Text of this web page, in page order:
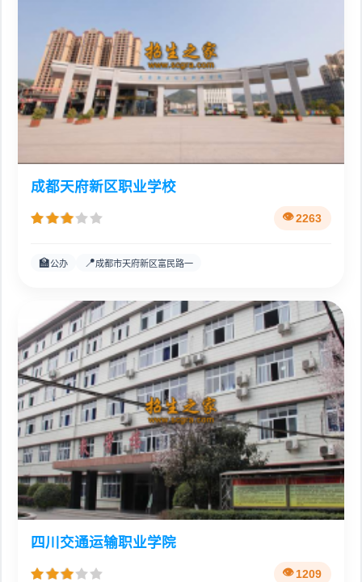
成都天府新区职业学校
2263
🏫公办 📍成都市天府新区富民路一
四川交通运输职业学院
1209